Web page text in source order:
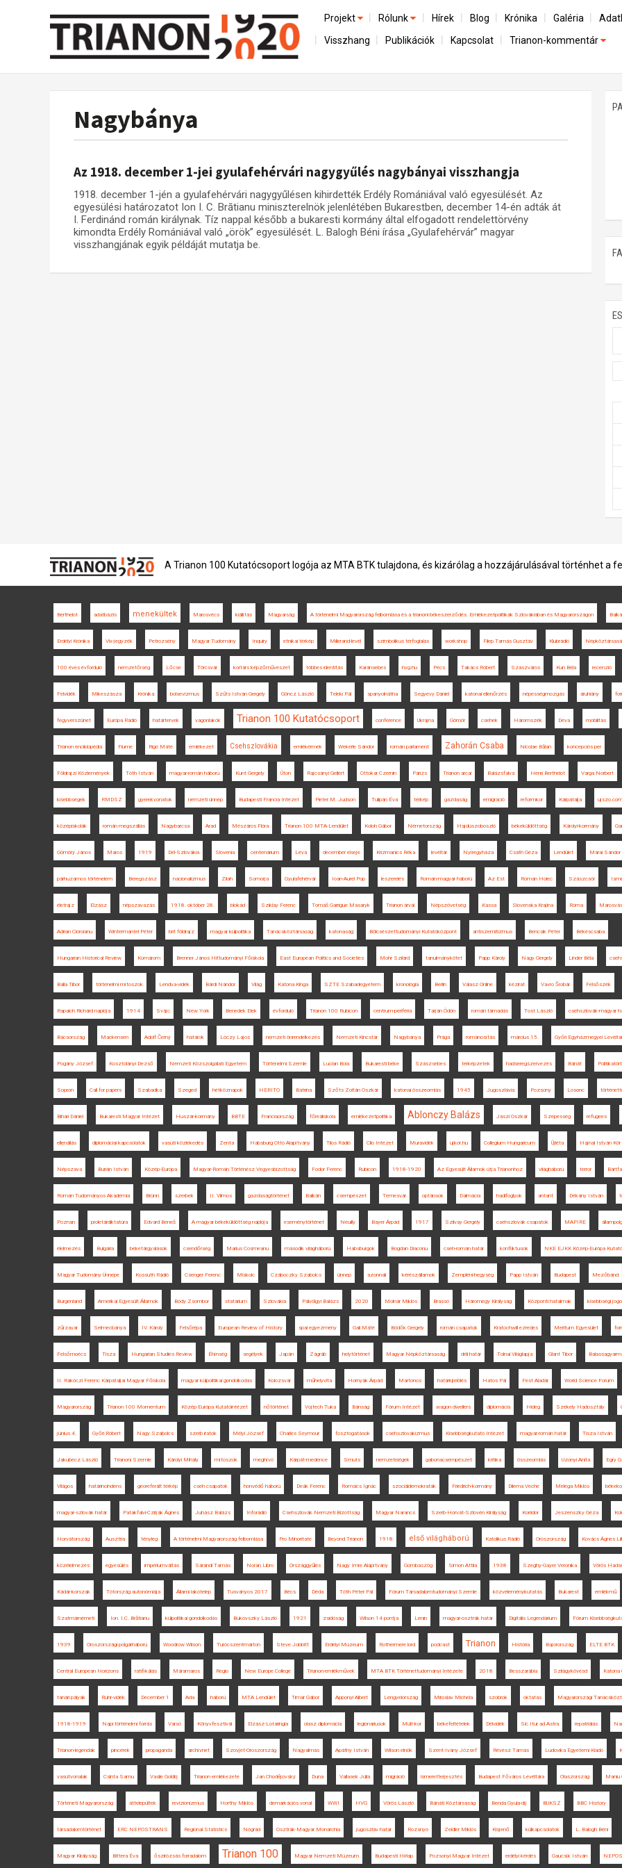
Projekt
Előzmények
Az összeomlás és a magyar társadalom
Utókor és emlékezet
Rólunk
A kutatócsoport működéséről
Hírek Blog Krónika Galéria
Visszhang Publikációk Kapcsolat Trianon-kommentár
Nagybánya
Az 1918. december 1-jei gyulafehérvári nagygyűlés nagybányai visszhangja
1918. december 1-jén a gyulafehérvári nagygyűlésen kihirdették Erdély Romániával való egyesülését. Az
egyesülési határozatot Ion I. C. Brătianu miniszterelnök jelenlétében Bukarestben, december 14-én adták át
I. Ferdinánd román királynak. Tíz nappal később a bukaresti kormány által elfogadott rendelettörvény
kimondta Erdély Romániával való „örök” egyesülését. L. Balogh Béni írása „Gyulafehérvár” magyar
visszhangjának egyik példáját mutatja be.
A Trianon 100 Kutatócsoport logója az MTA BTK tulajdona, és kizárólag a hozzájárulásával történhet a
Berthelot adatbázis menekültek Marosvécs kiállítás Magyarság A történelmi Magyarország felbomlása és a trianoni békeszerződés. Emlékezetpolitikák Szlovákiában és Magyarországon
Erdélyi Krónika Vix-jegyzék Petrozsény Magyar Tudomány Inquiry etnikai térkép Millerand-levél szimbolikus térfoglalás workshop Filep Tamás Gusztáv Klubrádió
100 éves évforduló nemzetőrség Lőcse Törcsvár kortárs képzőművészet többes identitás Karánsebes hvg.hu Pécs Takács Róbert Szászváros Kun Béla recenzió
Felvidék Mikeszásza Krónika bolsevizmus Szűts István Gergely Göncz László Teleki Pál spanyolnátha Segyevy Dániel katonai ellenőrzés népességmozgás áruhiány
fegyverszünet Európa Rádió határtervek vagonlakók Trianon 100 Kutatócsoport conference Ukrajna Gömör csehek Háromszék Déva mobilitás
Trianon enciklopédia Fiume Rigó Máté emlékezet Csehszlovákia emlékérmék Wekerle Sándor román parlament Zahorán Csaba Nicolae Bălan koncepciós per
Földrajzi Közlemények Tóth István magyar-román háború Kunt Gergely Úton Rajcsányi Gellért Ottokar Czernin Párizs Trianon arcai Balázsfalva Henri Berthelot Varga Norbert
kisebbségek RMDSZ gyerekvonatok nemzeti ünnep Budapesti Francia Intézet Pieter M. Judson Tulipán Éva térkép gazdaság emigráció reformkor Kárpátalja ujszo.com
középiskolák román megszállás Nagybarcsa Arad Mészáros Flóra Trianon 100 MTA-Lendület Koloh Gábor Németország Hajdúszoboszló békeküldöttség Károlyi-kormány
Gömöry János Maros 1919 Dél-Szlovákia Slovenia centenárium Léva december elseje Krizmanics Réka levéltár Nyíregyháza Csáth Géza Lendület Márai Sándor
párhuzamos történelem Beregszász nacionalizmus Zilah Somorja Gyulafehérvár Ioan-Aurel Pop leszerelés Román-magyar háború Az Est Roman Holec Szászcsór
életrajz Elzász népszavazás 1918. október 28. blokád Sziklay Ferenc Tomáš Garrigue Masaryk Trianon árvái Népszövetség Kassa Slovenska Krajina Róma
Adrian Cioroianu Wintermantel Péter brit földrajz magyar külpolitika Tanácsköztársaság katonaság Bölcsészettudományi Kutatóközpont antiszemitizmus Bencsik Péter Békéscsaba
Hungarian Historical Review Komárom Brenner János Hittudományi Főiskola East European Politics and Societies Mohr Szilárd tanulmánykötet Papp Károly Nagy Gergely Linder Béla
Balla Tibor történelmi mítoszok Lendva-vidék Bárdi Nándor Világ Katona Kinga SZTE Szabadegyetem kronológia Berlin Válasz Online kézirat Vavro Šrobár Felsőszék
Rapaich Richárd naplója 1914 Svájc New York Benedek Elek évforduló Trianon 100 Rubicon centrum-periféria Tarján Ödön román támadás Tost László csehszlovák-magyar
Bácsország Mackensen Adolf Černý határok Lóczy Lajos nemzeti önrendelkezés Nemzeti Kincstár Nagybánya Prága románosítás március 15. Győri Egyházmegyei Levéltár
Pogány József Kosztolányi Dezső Nemzeti Közszolgálati Egyetem Történelmi Szemle Lucian Boia Bukaresti béke Szászsebes térképzetek hadseregszervezés Bánát
Sopron Call for papers Szabadka Szeged hétköznapok HERITO Batrina Szőts Zoltán Oszkár katonai összeomlás 1945 Jugoszlávia Pozsony Losonc
Bihari Dániel Bukaresti Magyar Intézet Huszár-kormány BBTE Franciaország főreáliskola emlékezetpolitika Ablonczy Balázs Jászi Oszkár Szepesség refugees
ellenállás diplomáciai kapcsolatok vasúti közlekedés Zenta Habsburg Ottó Alapítvány Tilos Rádió Clio Intézet Muravidék ujkor.hu Collegium Hungaricum Újléta Hajnal István Kör
Népszava Burián István Közép-Európa Magyar-Román Történész Vegyesbizottság Fodor Ferenc Rubicon 1918-1920 Az Egyesült Államok útja Trianonhoz világháború terror Bártfa
Román Tudományos Akadémia Brünn szerbek II. Vilmos gazdaságtörténet Balkán csempészet Temesvár optánsok Dalmácia hadifoglyok antant Dékány István
Poznan proletárdiktatúra Edvard Beneš A magyar békeküldöttség naplója eseménytörténet Neuilly Bayer Árpád 1917 Szilvay Gergely csehszlovák csapatok MAPIRE
élelmezés Bulgária béketárgyalások csendőrség Marius Cosmeanu második világháború Habsburgok Bogdan Diaconu cseh-román határ konfliktusok NKE EJKK Közép-Európa
Magyar Tudomány Ünnepe Kossuth Rádió Csenger Ferenc Miskolc Czáboczky Szabolcs ünnep azonnali kérészállamok Zempléni-hegység Papp István Budapest Mezőbánd
Burgenland Amerikai Egyesült Államok Bódy Zsombor statárium Szlovákia Pálvölgyi Balázs 2020 Molnár Miklós Brassó Háromegy Királyság Központi hatalmak kisebbségi
zűrzavar Selmecbánya IV. Károly Felsőrépa European Review of History spai egyezmény Gali Máté Bödők Gergely román csapatok Kratochwill ezredes Meritum Egyesület
Felsőmoécs Tisza Hungarian Studies Review Éhínség segélyek Japán Zágráb helytörténet Magyar Népköztársaság déli határ Tolnai Világlapja Glant Tibor
II. Rákóczi Ferenc Kárpátaljai Magyar Főiskola magyar külpolitikai gondolkodás Kolozsvár műhelyvita Hornyák Árpád Martonos határkijelölés Hatos Pál Fest Aladár World Science Forum
Magyarország Trianon 100 Momentum Közép-Európa Kutatóintézet nőtörténet Vojtech Tuka Bánság Fórum Intézet wagon dwellers diplomácia Hideg Székely Hadosztály
június 4. Győri Róbert Nagy Szabolcs szerb iratok Mélyi József Charles Seymour fosztogatások csehszlovakizmus Kisebbségkutató Intézet magyar-román határ Tisza István
Jakubecz László Trianoni Szemle Károlyi Mihály mítoszok meghívó Kárpát-medence Smuts nemzetiségek gabonacsempészet kritika összeomlás Uzonyi Anita Egry
Világos határincindens georeferált térkép cseh csapatok honvédő háború Deák Ferenc Romsics Ignác szociáldemokraták Friedrich-kormány Dilema Veche Melega Miklós
magyar-szlovák határ Patakfalvi-Czirják Ágnes Juhász Balázs Inforádió Csehszlovák Nemzeti Bizottság Magyar Narancs Szerb-Horvát-Szlovén Királyság Korridor Jeszenszky Géza
Horvátország Ausztria tényleg A történelmi Magyarország felbomlása Pro Minoritate Beyond Trianon 1918 első világháború Katolikus Rádió Oroszország Kovács Ágnes
közélelmezés egyesülés impériumváltás Sárándi Tamás Noran Libro Országgyűlés Nagy Imre Alapítvány Gombaszög Simon Attila 1938 Szeghy-Gayer Veronika Vörös
Kádár-korszak Tótország autonómiája Állami lakótelep Tusványos 2017 Bécs Déda Tóth Péter Pál Fórum Társadalomtudományi Szemle közvéleménykutatás Bukarest emlékmű
Szatmárnémeti Ion. I.C. Brătianu külpolitikai gondolkodás Bukovszky László 1921 zsidóság Wilson 14 pontja Lenin magyar-osztrák határ Digitális Legendárium Fórum
1939 Oroszországi polgárháború Woodrow Wilson Turócszentmárton Steve Jobbitt Erdélyi Múzeum Rothermere lord podcast Trianon História Bajorország ELTE BTK
Central European Horizons ratifikálás Máramaros Regio New Europe College Trianon-emlékművek MTA BTK Történettudományi Intézete 2018 Besszarábia Szilágykövesd Katona
tanári pályák Ruhr-vidék December 1 Ada háború MTA Lendület Timár Gábor Apponyi Albert Lengyelország Miroslav Michela szobrok oktatás Magyarországi
1918-1919 Napi történelmi forrás Varsó Könyvfesztivál Elzász-Lotaringia olasz diplomácia legionáriusok Múlt-kor békefeltételek Délvidék Sic Itur ad Astra repatriálás
Trianon-legendák pincérek propaganda archívnet Szovjet-Oroszország Nagyalmás Apáthy István Wilson elnök Szent-Ivány József Révész Tamás Ludovika Egyetemi Kiadó
vasútvonalak Csinta Samu Vasile Goldiș Trianon emlékezete Jan Chodějovský Duna Vallasek Júlia migráció ismeretterjesztés Budapest Főváros Levéltára Olaszország Maniu
Történeti Magyarország áttelepültek revizionizmus Horthy Miklós demarkációs vonal WWI HVG Vörös László Bánáti Köztársaság Benda Gyula-díj BUKSZ BBC History
társadalomtörténet ERC NEPOSTRANS Regional Statistics Nógrád Osztrák-Magyar Monarchia jugoszláv határ Rozsnyó Zeidler Miklós Kisjenő külkapcsolatok L. Balogh Béni
Magyar Királyság Bittera Éva őszirózsás forradalom Trianon 100 Magyar Nemzeti Múzeum Budapesti Hírlap Pozsonyi Magyar Intézet erdélyi kérdés Gaucsík István